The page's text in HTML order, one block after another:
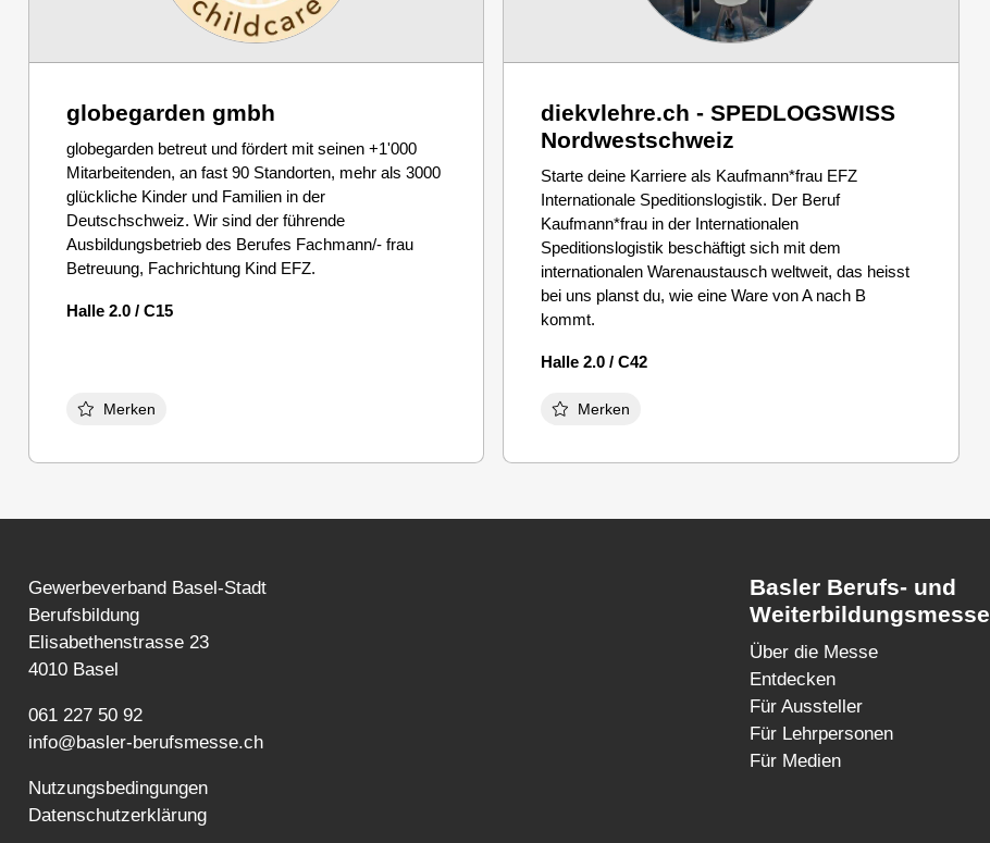
globegarden gmbh
globegarden betreut und fördert mit seinen +1'000
Mitarbeitenden, an fast 90 Standorten, mehr als 3000
glückliche Kinder und Familien in der
Deutschschweiz. Wir sind der führende
Ausbildungsbetrieb des Berufes Fachmann/- frau
Betreuung, Fachrichtung Kind EFZ.
Halle 2.0 / C15
Merken
diekvlehre.ch - SPEDLOGSWISS
Nordwestschweiz
Starte deine Karriere als Kaufmann*frau EFZ
Internationale Speditionslogistik. Der Beruf
Kaufmann*frau in der Internationalen
Speditionslogistik beschäftigt sich mit dem
internationalen Warenaustausch weltweit, das heisst
bei uns planst du, wie eine Ware von A nach B
kommt.
Halle 2.0 / C42
Merken
Gewerbeverband Basel-Stadt
Berufsbildung
Elisabethenstrasse 23
4010 Basel
061 227 50 92
info@basler-berufsmesse.ch
Nutzungsbedingungen
Datenschutzerklärung
Basler Berufs- und
Weiterbildungsmesse
Über die Messe
Entdecken
Für Aussteller
Für Lehrpersonen
Für Medien